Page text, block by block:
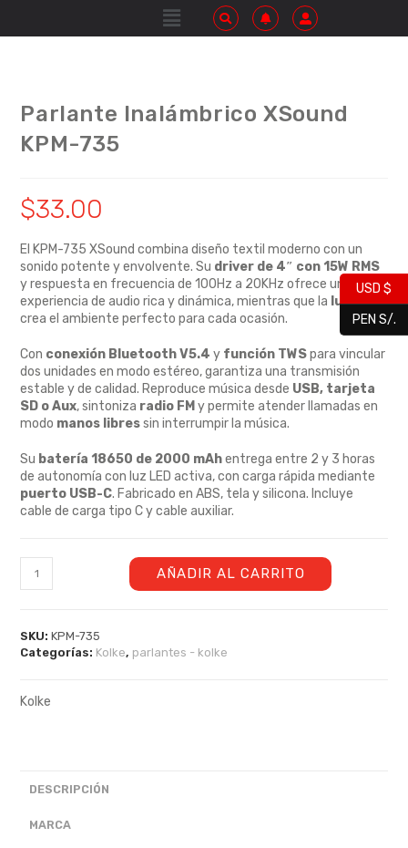
Parlante Inalámbrico XSound
KPM-735
$33.00
El KPM-735 XSound combina diseño textil moderno con un
sonido potente y envolvente. Su driver de 4″ con 15W RMS
y respuesta en frecuencia de 100Hz a 20KHz ofrece una
experiencia de audio rica y dinámica, mientras que la luz RGB
crea el ambiente perfecto para cada ocasión.
Con conexión Bluetooth V5.4 y función TWSpara vincular
dos unidades en modo estéreo, garantiza una transmisión
estable y de calidad. Reproduce música desde USB, tarjeta
SD o Aux, sintoniza radio FM y permite atender llamadas en
modo manos libressin interrumpir la música.
Su batería 18650 de 2000 mAhentrega entre 2 y 3 horas
de autonomía con luz LED activa, con carga rápida mediante
puerto USB-C. Fabricado en ABS, tela y silicona. Incluye
cable de carga tipo C y cable auxiliar.
AÑADIR AL CARRITO
SKU:KPM-735
Categorías: Kolke, parlantes - kolke
Kolke
DESCRIPCIÓN
MARCA
USD $
PEN S/.